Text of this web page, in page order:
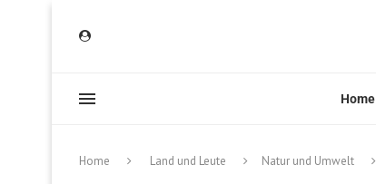
Home
Home Land und Leute Natur und Umwelt